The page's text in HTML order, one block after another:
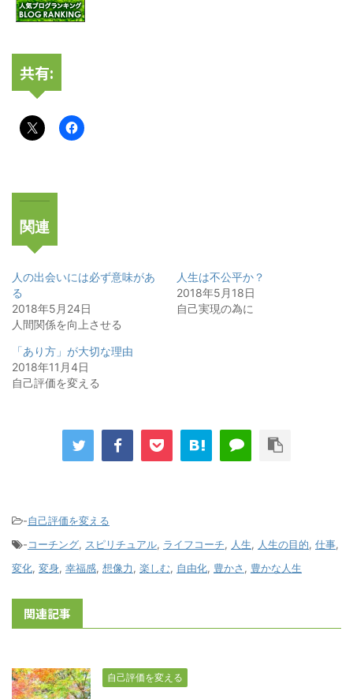
共有:
関連
人の出会いには必ず意味があ
る
2018年5月24日
人間関係を向上させる
人生は不公平か？
2018年5月18日
自己実現の為に
「あり方」が大切な理由
2018年11月4日
自己評価を変える
-自己評価を変える
-コーチング, スピリチュアル, ライフコーチ, 人生, 人生の目的, 仕事,
変化, 変身, 幸福感, 想像力, 楽しむ, 自由化, 豊かさ , 豊かな人生
関連記事
自己評価を変える